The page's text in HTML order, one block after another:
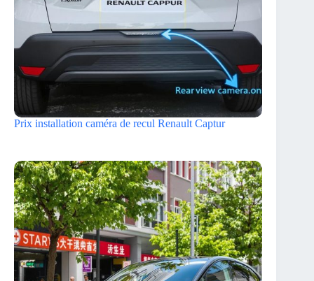
Prix installation caméra de recul Renault Captur